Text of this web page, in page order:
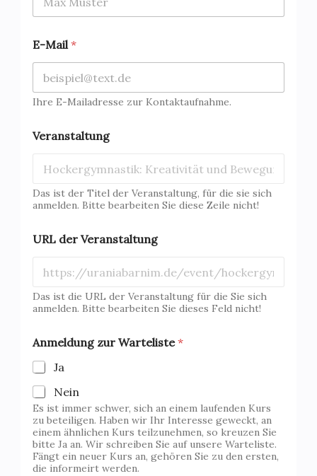
E-Mail*
Ihre E-Mailadresse zur Kontaktaufnahme.
Veranstaltung
Das ist der Titel der Veranstaltung, für die sie sich
anmelden. Bitte bearbeiten Sie diese Zeile nicht!
URL der Veranstaltung
Das ist die URL der Veranstaltung für die Sie sich
anmelden. Bitte bearbeiten Sie dieses Feld nicht!
Anmeldung zur Warteliste*
Ja
Nein
Es ist immer schwer, sich an einem laufenden Kurs
zu beteiligen. Haben wir Ihr Interesse geweckt, an
einem ähnlichen Kurs teilzunehmen, so kreuzen Sie
bitte Ja an. Wir schreiben Sie auf unsere Warteliste.
Fängt ein neuer Kurs an, gehören Sie zu den ersten,
die informeirt werden.